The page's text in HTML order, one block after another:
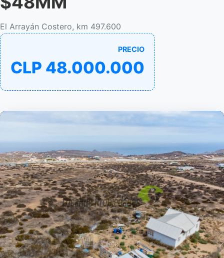
El Arrayán Costero, km 497.600
PRECIO
CLP 48.000.000